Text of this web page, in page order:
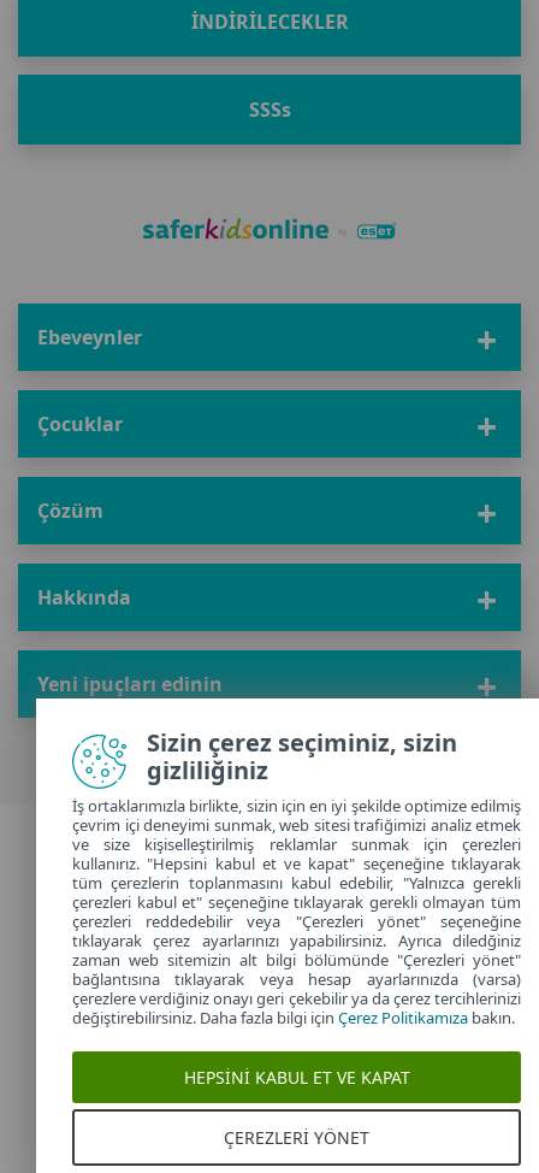
İNDIRILECEKLER
SSSs
Ebeveynler
Çocuklar
Çözüm
Hakkında
Yeni ipuçları edinin
2026 Telif Hakkı © ESET, Tüm Hakları Saklıdır |Gizlilik Politikası|
Çerezleri yönet
Turkey
Sizin çerez seçiminiz, sizin
gizliliğiniz
İş ortaklarımızla birlikte, sizin için en iyi şekilde optimize edilmiş
çevrim içi deneyimi sunmak, web sitesi trafiğimizi analiz etmek
ve size kişiselleştirilmiş reklamlar sunmak için çerezleri
kullanırız. "Hepsini kabul et ve kapat" seçeneğine tıklayarak
tüm çerezlerin toplanmasını kabul edebilir, "Yalnızca gerekli
çerezleri kabul et" seçeneğine tıklayarak gerekli olmayan tüm
çerezleri reddedebilir veya "Çerezleri yönet" seçeneğine
tıklayarak çerez ayarlarınızı yapabilirsiniz. Ayrıca diledğiniz
zaman web sitemizin alt bilgi bölümünde "Çerezleri yönet"
bağlantısına tıklayarak veya hesap ayarlarınızda (varsa)
çerezlere verdiğiniz onayı geri çekebilir ya da çerez tercihlerinizi
değiştirebilirsiniz. Daha fazla bilgi için Çerez Politikamıza bakın.
HEPSINI KABUL ET VE KAPAT
ÇEREZLERI YÖNET